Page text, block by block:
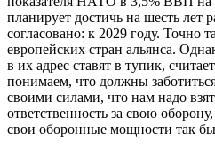
планирует достичь на шесть лет
согласовано: к 2029 году. Точно
европейских стран альянса.
в их адрес ставят в тупик,
понимаем, что должны
своими силами, что нам надо
ответственность за свою
свои оборонные мощности так